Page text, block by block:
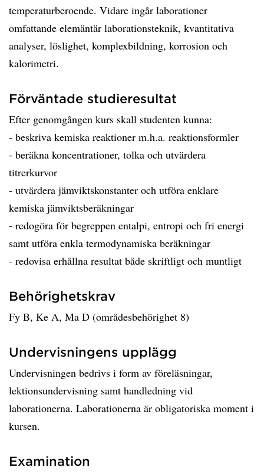
temperaturberoende. Vidare ingår laborationer
omfattande elemäntär laborationsteknik, kvantitativa
analyser, löslighet, komplexbildning, korrosion och
kalorimetri.
Förväntade studieresultat
Efter genomgången kurs skall studenten kunna:
- beskriva kemiska reaktioner m.h.a. reaktionsformler
- beräkna koncentrationer, tolka och utvärdera
titrerkurvor
- utvärdera jämviktskonstanter och utföra enklare
kemiska jämviktsberäkningar
- redogöra för begreppen entalpi, entropi och fri energi
samt utföra enkla termodynamiska beräkningar
- redovisa erhållna resultat både skriftligt och muntligt
Behörighetskrav
Fy B, Ke A, Ma D (områdesbehörighet 8)
Undervisningens upplägg
Undervisningen bedrivs i form av föreläsningar,
lektionsundervisning samt handledning vid
laborationerna. Laborationerna är obligatoriska moment i
kursen.
Examination